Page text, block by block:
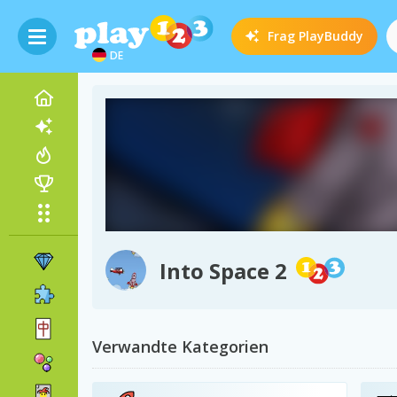
DE
Frag PlayBuddy
Into Space 2
Verwandte Kategorien